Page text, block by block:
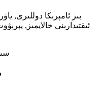
بىز ئامېرىكا دوللىرى,
ئىقتىدارىنى خالايمىز,